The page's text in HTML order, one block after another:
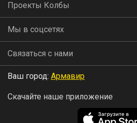
Устройство позволяет клиенту
температуру и время
По окончании процесса
минимально необходимым для
количеством 7-сегментных
Проекты Колбы
Мы в соцсетях
Связаться с нами
Ваш город: Армавир
Скачайте наше приложение